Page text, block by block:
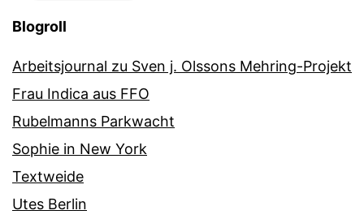
Blogroll
Arbeitsjournal zu Sven j. Olssons Mehring-Projekt
Frau Indica aus FFO
Rubelmanns Parkwacht
Sophie in New York
Textweide
Utes Berlin